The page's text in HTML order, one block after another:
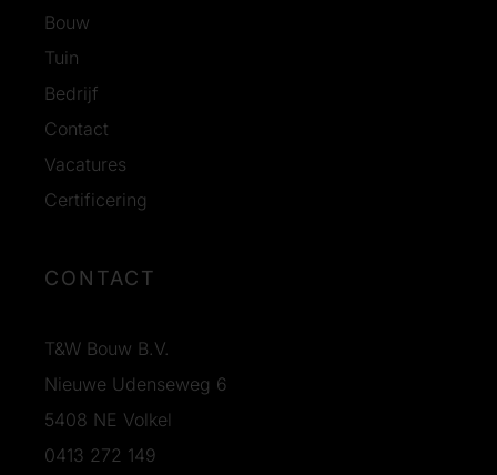
Bouw
Tuin
Bedrijf
Contact
Vacatures
Certificering
CONTACT
T&W Bouw B.V.
Nieuwe Udenseweg 6
5408 NE Volkel
0413 272 149